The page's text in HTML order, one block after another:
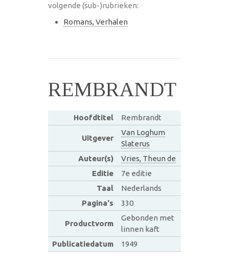
volgende (sub-)rubrieken:
Romans, Verhalen
REMBRANDT
Hoofdtitel Rembrandt
Uitgever
Van Loghum
Slaterus
Auteur(s)
Vries, Theun de
Editie
7e editie
Taal
Nederlands
Pagina's
330
Productvorm
Gebonden met
linnen kaft
Publicatiedatum
1949